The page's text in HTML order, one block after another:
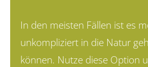
In den meisten Fällen ist es
unkompliziert in die Natur
können. Nutze diese Option